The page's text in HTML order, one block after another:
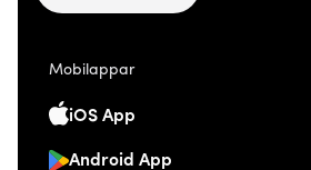
Mobilappar
iOS App
Android App